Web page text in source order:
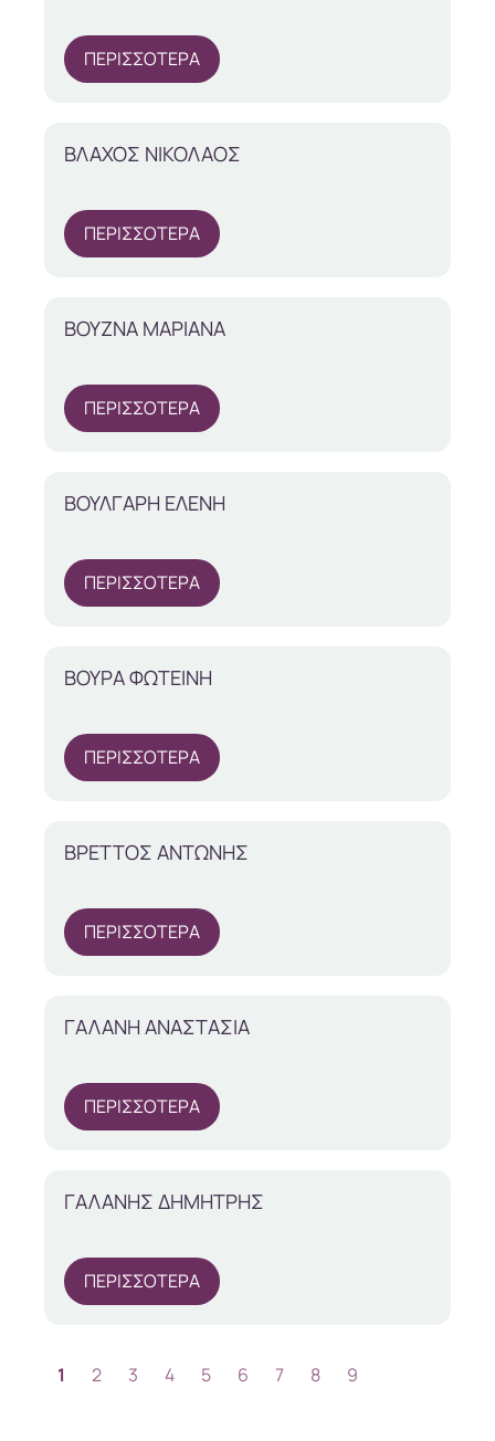
ΠΕΡΙΣΣΟΤΕΡΑ
ΒΛΑΧΟΣ ΝΙΚΟΛΑΟΣ
ΠΕΡΙΣΣΟΤΕΡΑ
ΒΟΥΖΝΑ ΜΑΡΙΑΝΑ
ΠΕΡΙΣΣΟΤΕΡΑ
ΒΟΥΛΓΑΡΗ ΕΛΕΝΗ
ΠΕΡΙΣΣΟΤΕΡΑ
ΒΟΥΡΑ ΦΩΤΕΙΝΗ
ΠΕΡΙΣΣΟΤΕΡΑ
ΒΡΕΤΤΟΣ ΑΝΤΩΝΗΣ
ΠΕΡΙΣΣΟΤΕΡΑ
ΓΑΛΑΝΗ ΑΝΑΣΤΑΣΙΑ
ΠΕΡΙΣΣΟΤΕΡΑ
ΓΑΛΑΝΗΣ ΔΗΜΗΤΡΗΣ
ΠΕΡΙΣΣΟΤΕΡΑ
1 2 3 4 5 6 7 8 9